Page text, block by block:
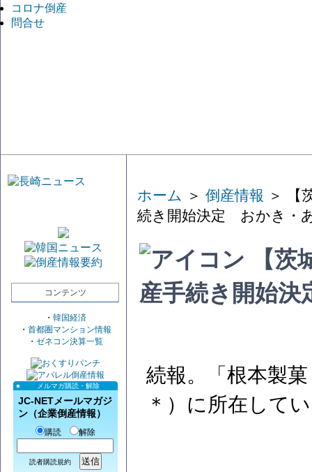
コロナ倒産
問合せ
コンテンツ
・ 韓国経済
・ 首都圏マンション情報
・ ゼネコン決算一覧
メルマガ購読・解除
JC-NETメールマガジ
ン（企業倒産情報）
購読 解除
読者購読規約
ホーム ＞ 倒産情報 ＞ 【
続き開始決定 おかき・
【茨
産手続き開始
続報。「根本製
＊）に所在して